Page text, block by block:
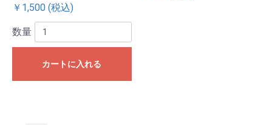
￥1,500 (税込)
数量
カートに入れる